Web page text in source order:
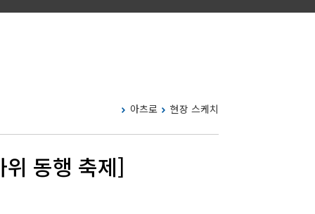
아츠로 현장 스케치
동행 축제]